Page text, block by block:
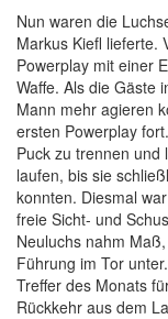
Nun waren die
Markus Kiefl lieferte.
Powerplay mit einer
Waffe. Als die Gäste
Mann mehr agieren
ersten Powerplay
Puck zu trennen und
laufen, bis sie
konnten. Diesmal
freie Sicht- und
Neuluchs nahm
Führung im Tor
Treffer des Monats
Rückkehr aus dem